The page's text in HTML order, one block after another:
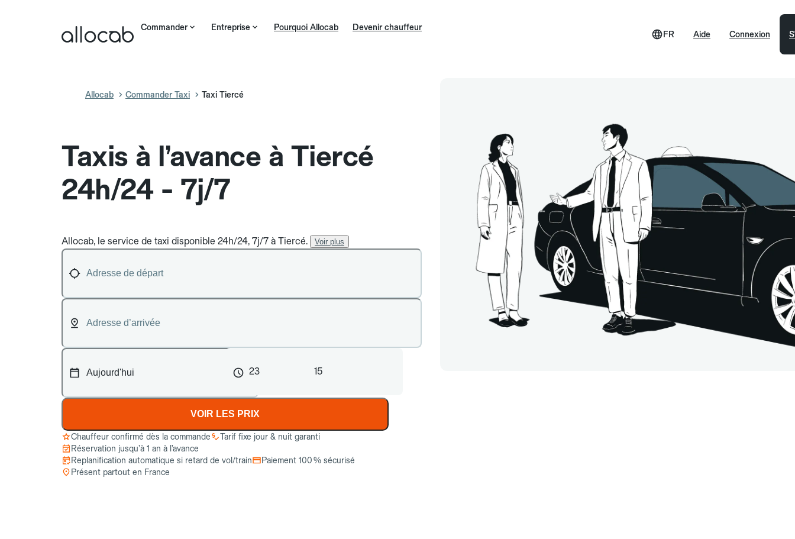
Commander Entreprise Pourquoi Allocab Devenir chauffeur
Aide
FR Connexion
Allocab Commander Taxi Taxi Tiercé
Taxis à l’avance à Tiercé
24h/24 - 7j/7
Allocab, le service de taxi disponible 24h/24, 7j/7 à Tiercé. Voir plus
23 15
VOIR LES PRIX
Chauffeur confirmé dès la commande
Tarif fixe jour & nuit garanti
Réservation jusqu’à 1 an à l’avance
Replanification automatique si retard de vol/train
Paiement 100 % sécurisé
Présent partout en France